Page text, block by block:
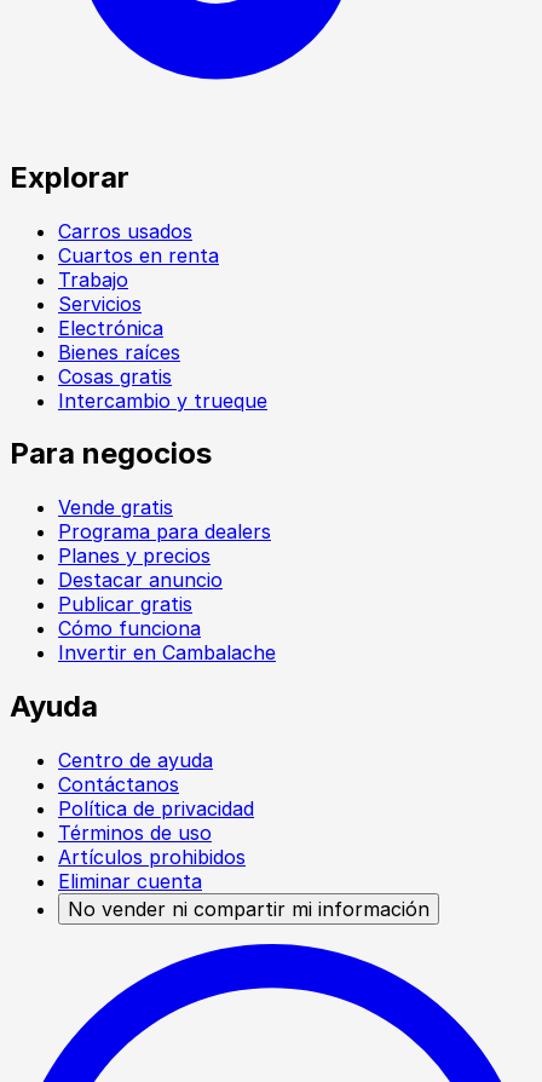
Explorar
Carros usados
Cuartos en renta
Trabajo
Servicios
Electrónica
Bienes raíces
Cosas gratis
Intercambio y trueque
Para negocios
Vende gratis
Programa para dealers
Planes y precios
Destacar anuncio
Publicar gratis
Cómo funciona
Invertir en Cambalache
Ayuda
Centro de ayuda
Contáctanos
Política de privacidad
Términos de uso
Artículos prohibidos
Eliminar cuenta
No vender ni compartir mi información